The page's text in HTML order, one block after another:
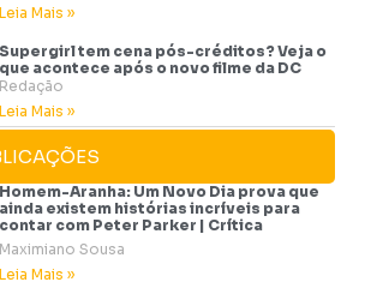
Leia Mais »
Supergirl tem cena pós-créditos? Veja o
que acontece após o novo filme da DC
Redação
Leia Mais »
Homem-Aranha: Um Novo Dia prova que
ainda existem histórias incríveis para
contar com Peter Parker | Crítica
Maximiano Sousa
Leia Mais »